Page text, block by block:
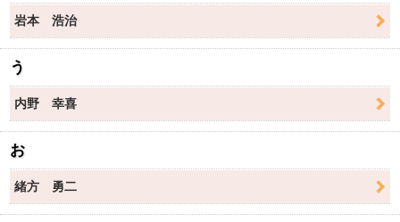
岩本 浩治
う
内野 幸喜
お
緒方 勇二